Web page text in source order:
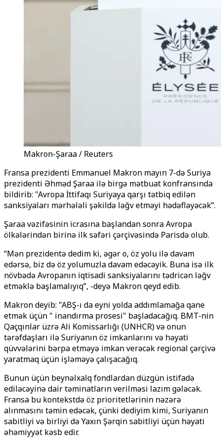
Makron-Şaraa / Reuters
Fransa prezidenti Emmanuel Makron mayın 7-də Suriya
prezidenti Əhməd Şaraa ilə birgə mətbuat konfransında
bildirib: "Avropa İttifaqı Suriyaya qarşı tətbiq edilən
sanksiyaları mərhələli şəkildə ləğv etməyi hədəfləyəcək”.
Şaraa vəzifəsinin icrasına başlandan sonra Avropa
ölkələrindən birinə ilk səfəri çərçivəsində Parisdə olub.
“Mən prezidentə dedim ki, əgər o, öz yolu ilə davam
edərsə, biz də öz yolumuzla davam edəcəyik. Buna isə ilk
növbədə Avropanın iqtisadi sanksiyalarını tədricən ləğv
etməklə başlamalıyıq”, -deyə Makron qeyd edib.
Makron deyib: "ABŞ-ı da eyni yolda addımlamağa qane
etmək üçün " inandırma prosesi" başladacağıq. BMT-nin
Qaçqınlar üzrə Ali Komissarlığı (UNHCR) və onun
tərəfdaşları ilə Suriyanın öz imkanlarını və həyati
qüvvələrini bərpa etməyə imkan verəcək regional çərçivə
yaratmaq üçün işləməyə çalışacağıq.
Bunun üçün beynəlxalq fondlardan düzgün istifadə
ediləcəyinə dair təminatların verilməsi lazım gələcək.
Fransa bu kontekstdə öz prioritetlərinin nəzərə
alınmasını təmin edəcək, çünki dediyim kimi, Suriyanın
sabitliyi və birliyi də Yaxın Şərqin sabitliyi üçün həyati
əhəmiyyət kəsb edir.